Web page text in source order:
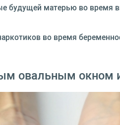
будущей матерью во время
во время
овальным окном